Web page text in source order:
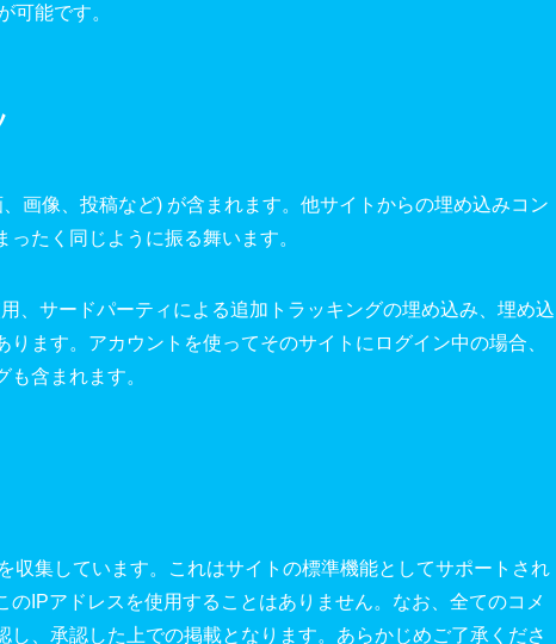
可能です。
画像、投稿など) が含まれます。他サイトからの埋め込みコン
たく同じように振る舞います。
、サードパーティによる追加トラッキングの埋め込み、埋め込
ます。アカウントを使ってそのサイトにログイン中の場合、
含まれます。
収集しています。これはサイトの標準機能としてサポートされ
IPアドレスを使用することはありません。なお、全てのコメ
、承認した上での掲載となります。あらかじめご了承くださ